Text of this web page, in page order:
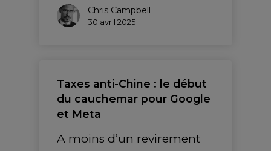
Chris Campbell
30 avril 2025
Taxes anti-Chine : le début
du cauchemar pour Google
et Meta
A moins d’un revirement